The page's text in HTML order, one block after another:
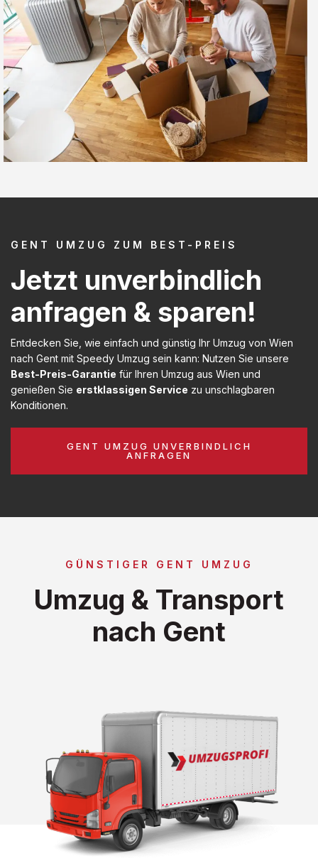
GENT UMZUG ZUM BEST-PREIS
Jetzt unverbindlich
anfragen & sparen!
Entdecken Sie, wie einfach und günstig Ihr Umzug von Wien
nach Gent mit Speedy Umzug sein kann: Nutzen Sie unsere
Best-Preis-Garantie für Ihren Umzug aus Wien und
genießen Sie erstklassigen Service zu unschlagbaren
Konditionen.
GENT UMZUG UNVERBINDLICH
ANFRAGEN
GÜNSTIGER GENT UMZUG
Umzug & Transport
nach Gent